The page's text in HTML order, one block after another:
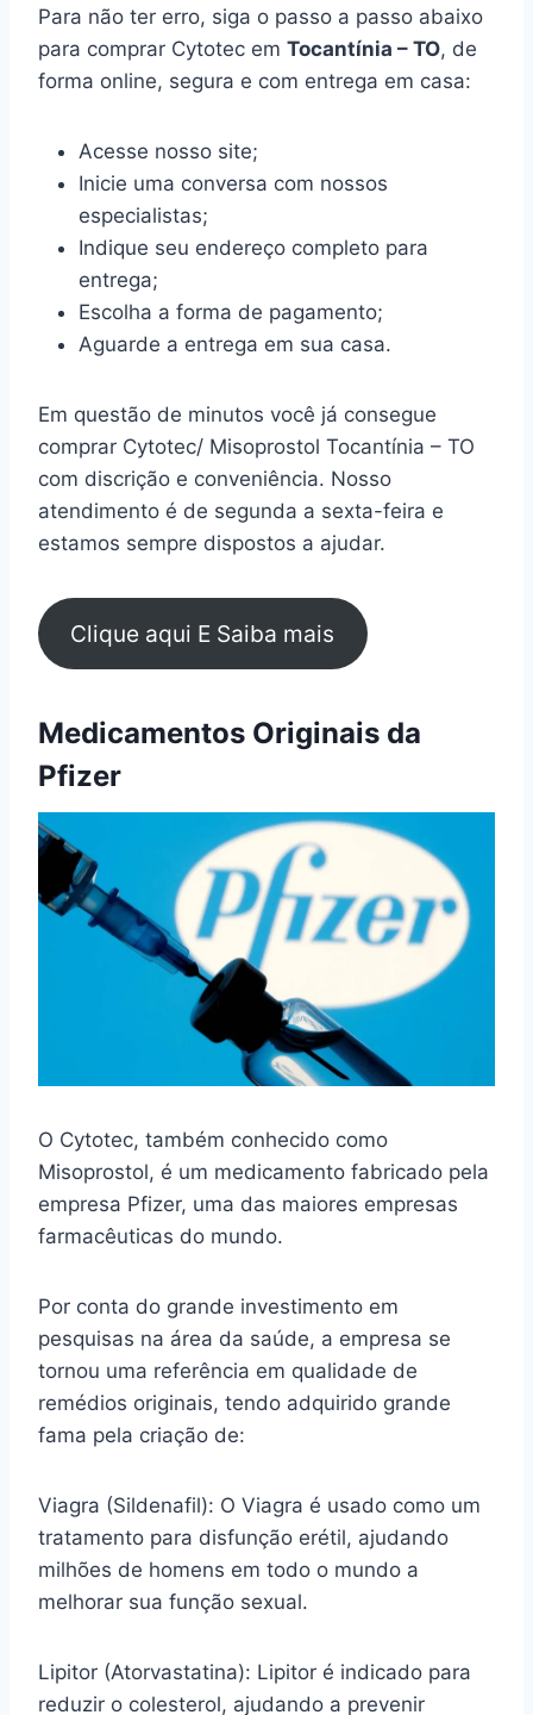
Para não ter erro, siga o passo a passo abaixo
para comprar Cytotec em Tocantínia – TO, de
forma online, segura e com entrega em casa:
Acesse nosso site;
Inicie uma conversa com nossos
especialistas;
Indique seu endereço completo para
entrega;
Escolha a forma de pagamento;
Aguarde a entrega em sua casa.
Em questão de minutos você já consegue
comprar Cytotec/ Misoprostol Tocantínia – TO
com discrição e conveniência. Nosso
atendimento é de segunda a sexta-feira e
estamos sempre dispostos a ajudar.
Clique aqui E Saiba mais
Medicamentos Originais da
Pfizer
O Cytotec, também conhecido como
Misoprostol, é um medicamento fabricado pela
empresa Pfizer, uma das maiores empresas
farmacêuticas do mundo.
Por conta do grande investimento em
pesquisas na área da saúde, a empresa se
tornou uma referência em qualidade de
remédios originais, tendo adquirido grande
fama pela criação de:
Viagra (Sildenafil): O Viagra é usado como um
tratamento para disfunção erétil, ajudando
milhões de homens em todo o mundo a
melhorar sua função sexual.
Lipitor (Atorvastatina): Lipitor é indicado para
reduzir o colesterol, ajudando a prevenir